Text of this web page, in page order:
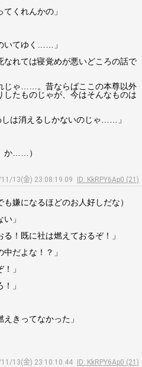
くれんかの」
いてゆく……」
なれては寝覚めが悪いどころの話で
じゃ……。昔ならばここの本尊以外
たものじゃが、今はそんなものは
しは消えるしかないのじゃ……」
か……）
13(金) 23:08:19.09
ID: KkRPY6Ap0 (21)
嫌になるほどのお人好しだな）
」
！既に社は燃えておるぞ！」
だよな！？」
」
」
きってなかった」
13(金) 23:10:10.44
ID: KkRPY6Ap0 (21)